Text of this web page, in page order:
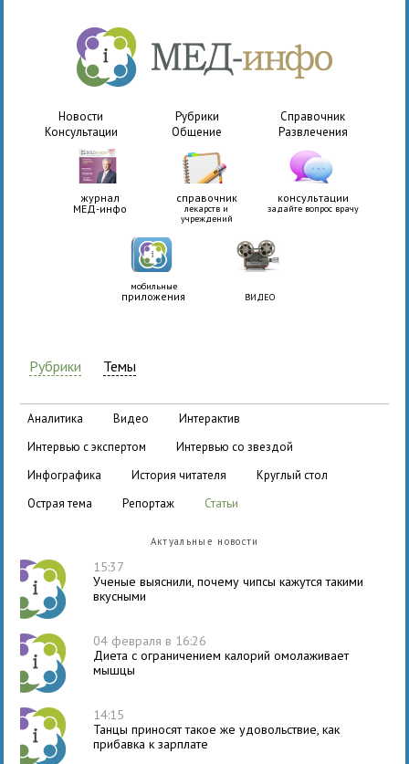
Новости Рубрики
Справочник
Консультации
Общение Развлечения
журнал
МЕД-инфо
справочник
лекарств и
учреждений
консультации
задайте вопрос врачу
мобильные
приложения ВИДЕО
Рубрики Темы
аналитика видео
интерактив
интервью с экспертом
интервью со звездой
инфографика
история читателя
круглый стол
острая тема
репортаж статьи
Актуальные новости
15:37
Ученые выяснили, почему чипсы кажутся такими
вкусными
04 февраля в 16:26
Диета с ограничением калорий омолаживает
мышцы
14:15
Танцы приносят такое же удовольствие, как
прибавка к зарплате